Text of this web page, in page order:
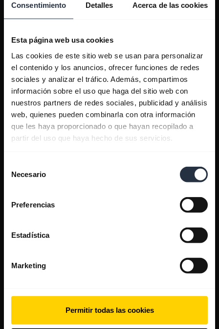
Consentimiento Detalles Acerca de las cookies
Esta página web usa cookies
Las cookies de este sitio web se usan para personalizar
el contenido y los anuncios, ofrecer funciones de redes
sociales y analizar el tráfico. Además, compartimos
información sobre el uso que haga del sitio web con
nuestros partners de redes sociales, publicidad y análisis
web, quienes pueden combinarla con otra información
que les haya proporcionado o que hayan recopilado a
partir del uso que haya hecho de sus servicios.
Necesario
Preferencias
Estadística
Marketing
Permitir todas las cookies